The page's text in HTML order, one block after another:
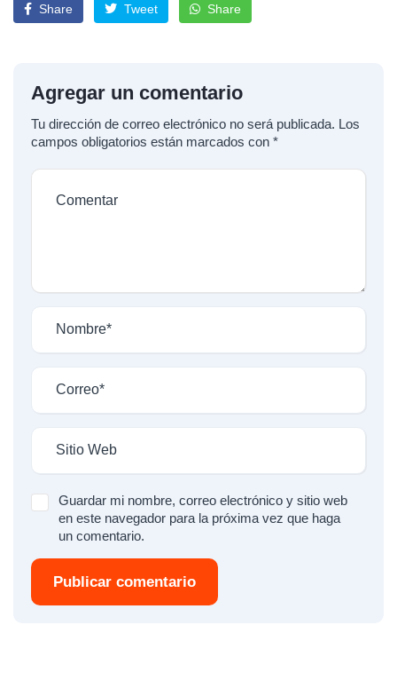
Share Tweet Share
Agregar un comentario
Tu dirección de correo electrónico no será publicada. Los
campos obligatorios están marcados con *
Guardar mi nombre, correo electrónico y sitio web
en este navegador para la próxima vez que haga
un comentario.
Publicar comentario